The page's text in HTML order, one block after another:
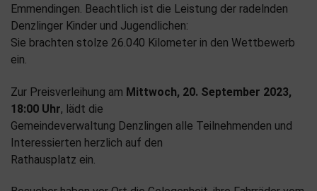
Emmendingen. Beachtlich ist die Leistung der radelnden
Denzlinger Kinder und Jugendlichen:
Sie brachten stolze 26.040 Kilometer in den Wettbewerb
ein.
Zur Preisverleihung am Mittwoch, 20. September 2023,
18:00 Uhr, lädt die
Gemeindeverwaltung Denzlingen alle Teilnehmenden und
Interessierten herzlich auf den
Rathausplatz ein.